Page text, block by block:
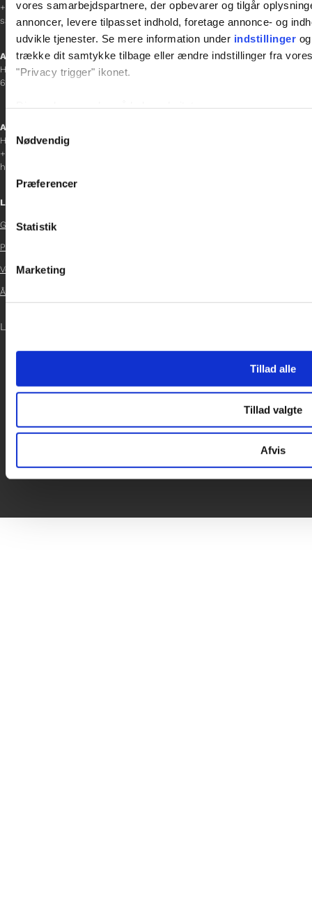
vores samarbejdspartnere, der opbevarer og tilgår
annoncer, levere tilpasset indhold, foretage annonce- og
udvikle tjenester. Se mere information under indstillinger
trække dit samtykke tilbage eller ændre indstillinger fra
"Privacy trigger" ikonet.
Vi bruger cookies til at tilpasse vores indhold og annoncer,
data med andre oplysninger, du har givet dem, eller som de
Samtykkevalg
Nødvendig
Præferencer
Statistik
Marketing
Tillad alle
Tillad valgte
Afvis
+45 23 69 19 35
sanne.h@gladfonden.dk
Aabenraa
H P Hanssens Gade 23, 2.
6200 Aabenraa
Afdelingschef
Helene Teichert
+45 29 37 32 41
helene.t@gladfonden.dk
Links
Glad Fonden
Persondatapolitik
Vedtægter
Årsrapport 2024
LOG IND
